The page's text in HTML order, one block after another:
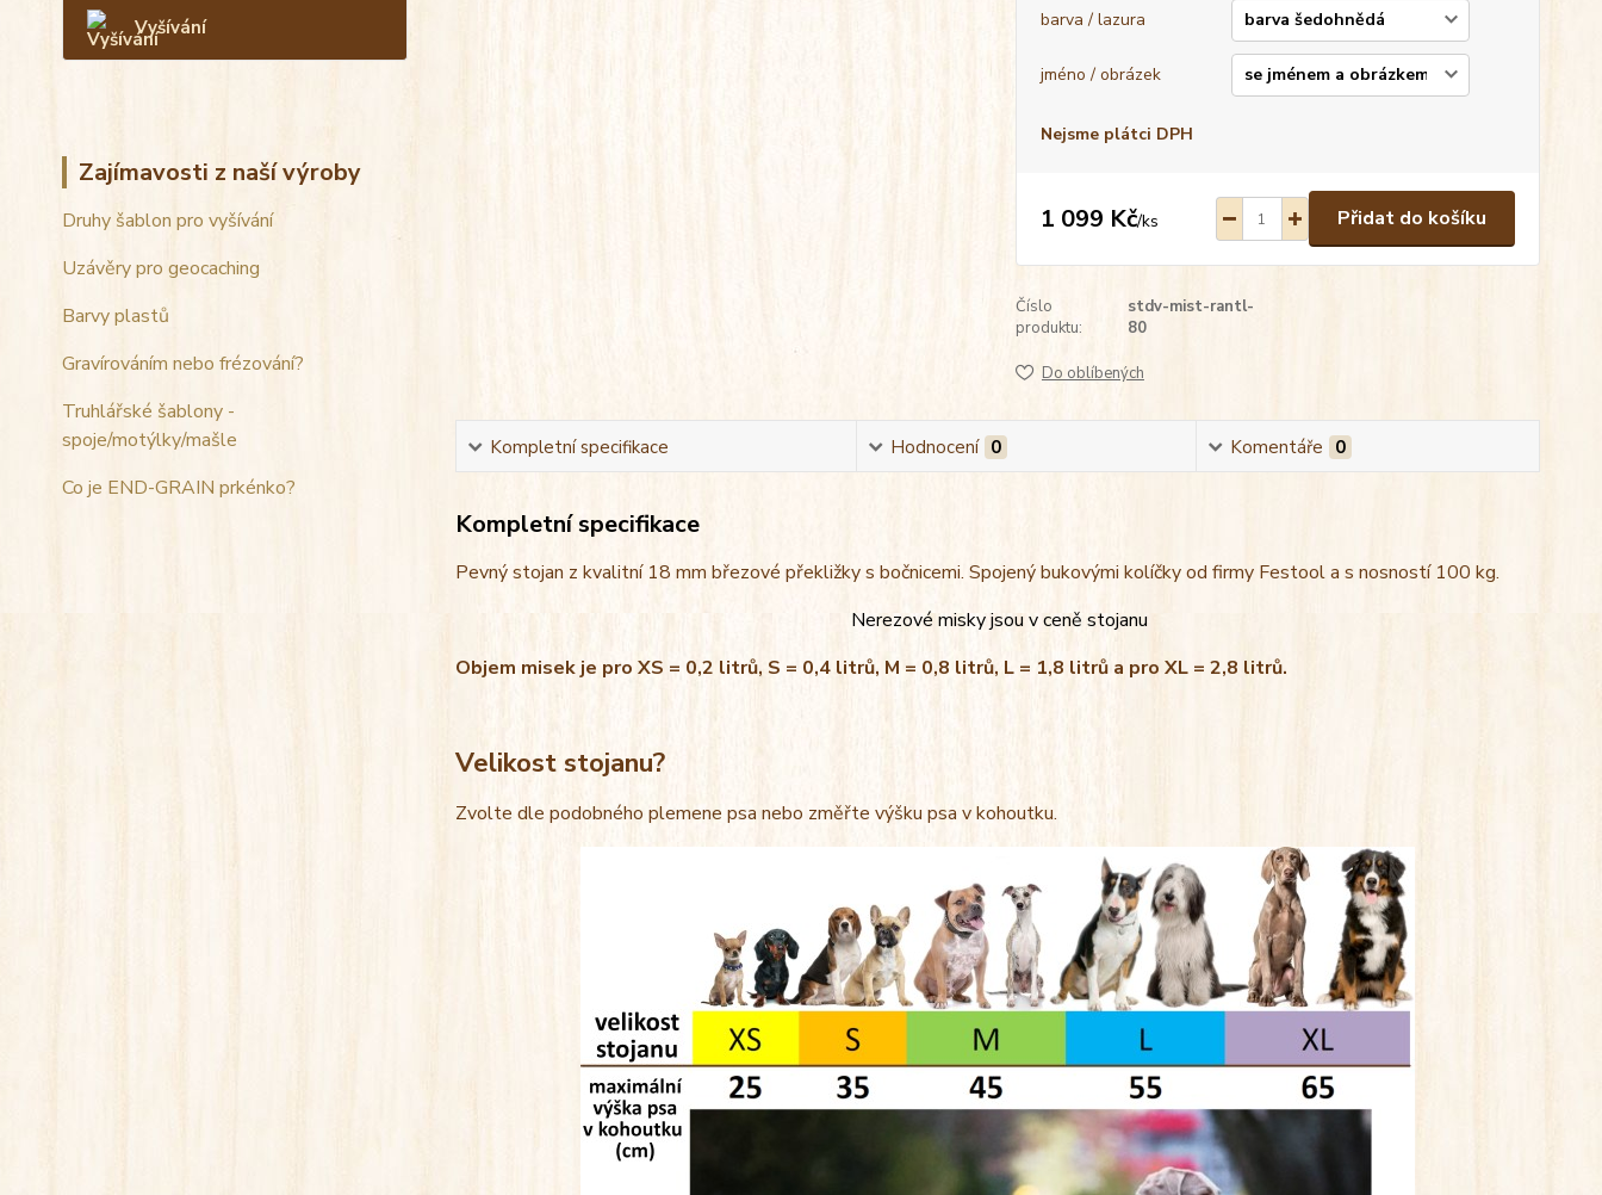
Vyšívání
Zajímavosti z naší výroby
Druhy šablon pro vyšívání
Uzávěry pro geocaching
Barvy plastů
Gravírováním nebo frézování?
Truhlářské šablony -
spoje/motýlky/mašle
Co je END-GRAIN prkénko?
barva / lazura
jméno / obrázek
Nejsme plátci DPH
1 099 Kč/ks Přidat do košíku
Číslo
produktu:
stdv-mist-rantl-
80
Do oblíbených
Kompletní specifikace Hodnocení 0 Komentáře 0
Kompletní specifikace
Pevný stojan z kvalitní 18 mm březové překližky s bočnicemi. Spojený bukovými kolíčky od firmy Festool a s nosností 100 kg.
Nerezové misky jsou v ceně stojanu
Objem misek je pro XS = 0,2 litrů, S = 0,4 litrů, M = 0,8 litrů, L = 1,8 litrů a pro XL = 2,8 litrů.
Velikost stojanu?
Zvolte dle podobného plemene psa nebo změřte výšku psa v kohoutku.